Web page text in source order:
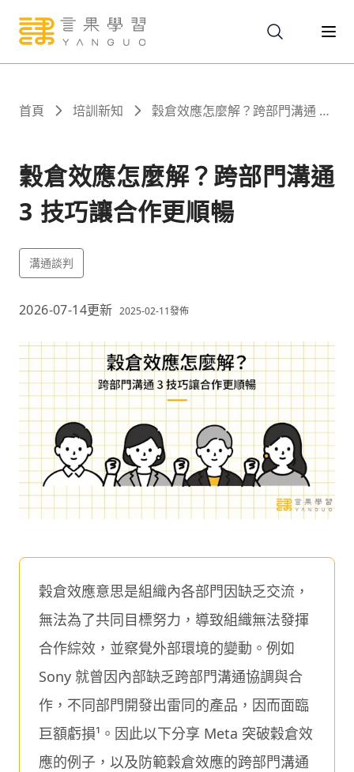
關於
課程
報名
文章
首頁 培訓新知
穀倉效應怎麼解？跨部門溝通 3
穀倉效應怎麼解？跨部門溝通
3 技巧讓合作更順暢
溝通談判
2026-07-14更新 2025-02-11發佈
穀倉效應意思是組織內各部門因缺乏交流，
無法為了共同目標努力，導致組織無法發揮
合作綜效，並察覺外部環境的變動。例如
Sony 就曾因內部缺乏跨部門溝通協調與合
作，不同部門開發出雷同的產品，因而面臨
巨額虧損¹。因此以下分享 Meta 突破穀倉效
應的例子，以及防範穀倉效應的跨部門溝通